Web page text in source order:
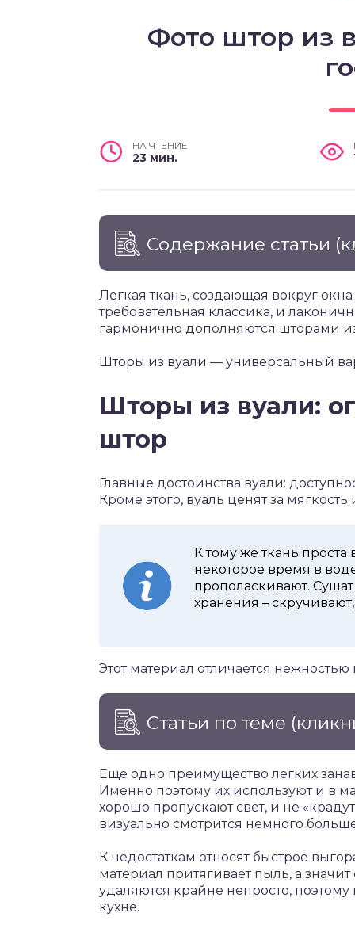
Фото штор из
НА ЧТЕНИЕ
23 мин.
Содержание статьи
Легкая ткань, создающая вокруг
требовательная классика, и
гармонично дополняются шторами
Шторы из вуали — универсальный
Шторы из вуали:
штор
Главные достоинства вуали:
Кроме этого, вуаль ценят за мягкость
К тому же ткань
некоторое время в
прополаскивают.
хранения –
Этот материал отличается нежностью
Статьи по теме
Еще одно преимущество легких
Именно поэтому их используют и в
хорошо пропускают свет, и не
визуально смотрится немного
К недостаткам относят быстрое
материал притягивает пыль, а
удаляются крайне непросто,
кухне.